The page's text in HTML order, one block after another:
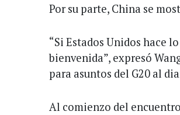
Por su parte, China se
“Si Estados Unidos hace
bienvenida”, expresó
para asuntos del G20 al
Al comienzo del